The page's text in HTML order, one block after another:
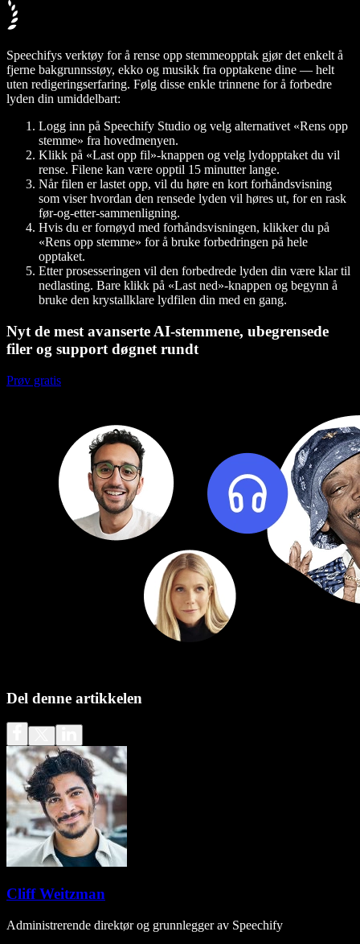
Speechifys verktøy for å rense opp stemmeopptak gjør det enkelt å
fjerne bakgrunnsstøy, ekko og musikk fra opptakene dine — helt
uten redigeringserfaring. Følg disse enkle trinnene for å forbedre
lyden din umiddelbart:
Logg inn på Speechify Studio og velg alternativet «Rens opp
stemme» fra hovedmenyen.
Klikk på «Last opp fil»-knappen og velg lydopptaket du vil
rense. Filene kan være opptil 15 minutter lange.
Når filen er lastet opp, vil du høre en kort forhåndsvisning
som viser hvordan den rensede lyden vil høres ut, for en rask
før-og-etter-sammenligning.
Hvis du er fornøyd med forhåndsvisningen, klikker du på
«Rens opp stemme» for å bruke forbedringen på hele
opptaket.
Etter prosesseringen vil den forbedrede lyden din være klar til
nedlasting. Bare klikk på «Last ned»-knappen og begynn å
bruke den krystallklare lydfilen din med en gang.
Nyt de mest avanserte AI-stemmene, ubegrensede
filer og support døgnet rundt
Prøv gratis
Del denne artikkelen
Cliff Weitzman
Administrerende direktør og grunnlegger av Speechify